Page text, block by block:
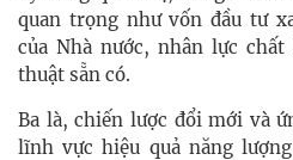
quan trọng như vốn đầu tư
của Nhà nước, nhân lực
thuật sẵn có.
Ba là, chiến lược đổi mới và
lĩnh vực hiệu quả năng